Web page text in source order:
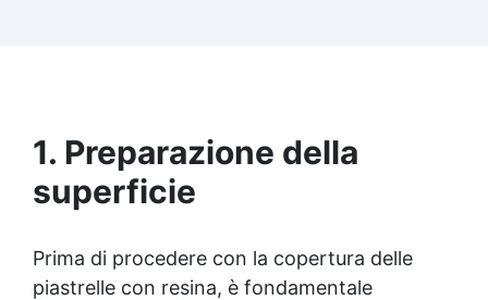
1. Preparazione della
superficie
Prima di procedere con la copertura delle
piastrelle con resina, è fondamentale